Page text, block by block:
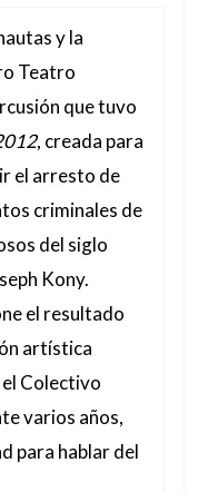
y la
Teatro
que tuvo
, creada para
el arresto de
criminales de
del siglo
Kony.
el resultado
artística
Colectivo
varios años,
para hablar del